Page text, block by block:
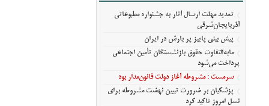
خروج بیش از ۳ میلیون و ۲۷۰ هزار زائر از
مرزهای اربعینی
تهران کوتاه نیامد، واشنگتن عقب نشست؛
روایت نیویورک‌تایمز از فرسایش گزینه‌های
آمریکا
مراسم عزاداری اربعین حسینی در کربلای
معلی/تصویری
تمدید مهلت ارسال آثار به جشنواره مطبوعاتی
آذربایجان‌شرقی
پیش‌ بینی پاییز پر بارش در ایران
مابه‌التفاوت حقوق بازنشستگان تأمین اجتماعی
پرداخت می‌شود
سرمست : مشروطه آغاز دولت قانون‌مدار بود
پزشکیان بر ضرورت تبیین نهضت مشروطه برای
نسل امروز تاکید کرد